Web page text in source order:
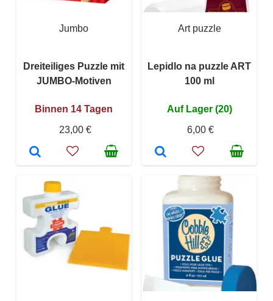
Jumbo
Dreiteiliges Puzzle mit
JUMBO-Motiven
Binnen 14 Tagen
23,00 €
Art puzzle
Lepidlo na puzzle ART
100 ml
Auf Lager (20)
6,00 €